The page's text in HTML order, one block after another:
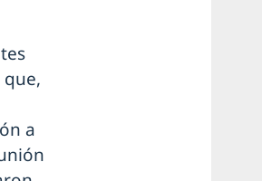
que,
a